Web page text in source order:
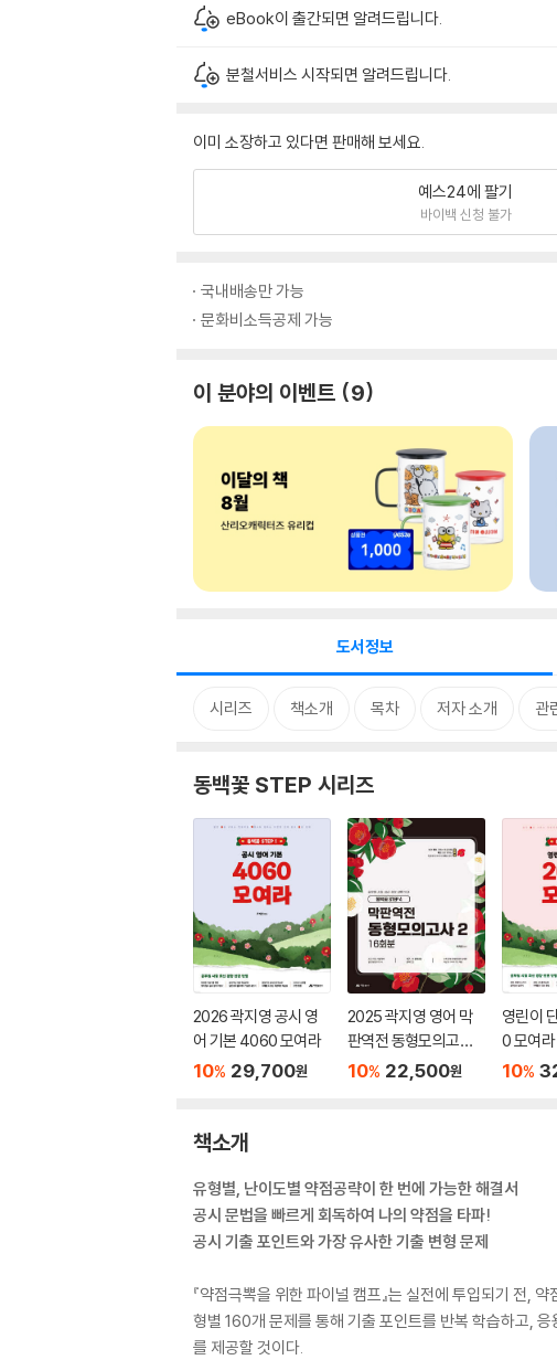
eBook이 출간되면 알려드립니다.
분철서비스 시작되면 알려드립니다.
이미 소장하고 있다면 판매해 보세요.
예스24에 팔기
바이백 신청 불가
국내배송만 가능
문화비소득공제 가능
이 분야의 이벤트 9
도서정보
시리즈 책소개 목차 저자 소개 관
동백꽃 STEP 시리즈
2026 곽지영 공시 영
어 기본 4060 모여라
10% 29,700원
2025 곽지영 영어 막
판역전 동형모의고사 2
16회분
10% 22,500원
영린이
0 모여라
10%
책소개
유형별, 난이도별 약점공략이 한 번에 가능한 해결서
공시 문법을 빠르게 회독하여 나의 약점을 타파!
공시 기출 포인트와 가장 유사한 기출 변형 문제
『약점극뽁을 위한 파이널 캠프』는 실전에 투입되기 전,
형별 160개 문제를 통해 기출 포인트를 반복 학습하고,
를 제공할 것이다.